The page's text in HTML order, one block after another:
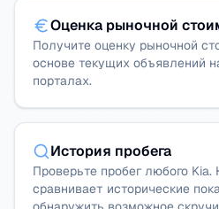
Оценка рыночной
Получите оценку рыночной
основе текущих объявлений
порталах.
История пробега
Проверьте пробег любого
сравнивает исторические